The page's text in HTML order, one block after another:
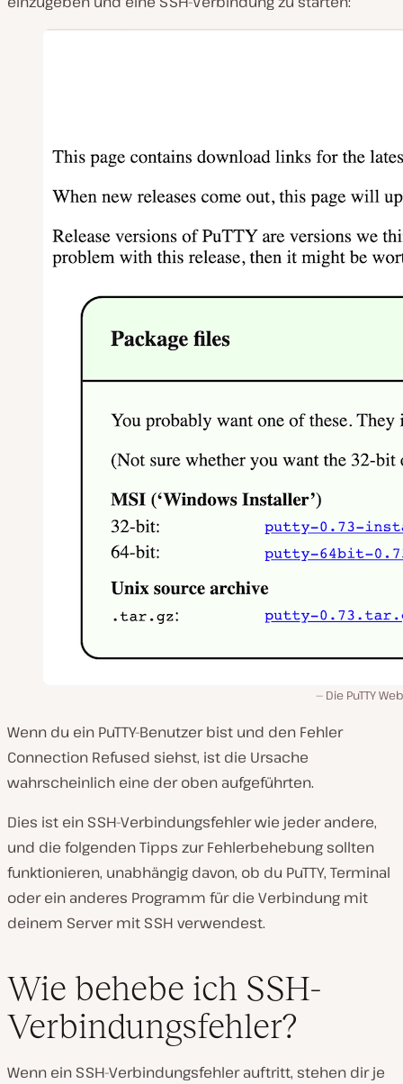
Die PuTTY
Wenn du ein PuTTY-Benutzer bist und den Fehler
Connection Refused siehst, ist die Ursache
wahrscheinlich eine der oben aufgeführten.
Dies ist ein SSH-Verbindungsfehler wie jeder andere,
und die folgenden Tipps zur Fehlerbehebung sollten
funktionieren, unabhängig davon, ob du PuTTY, Terminal
oder ein anderes Programm für die Verbindung mit
deinem Server mit SSH verwendest.
Wie behebe ich SSH-
Verbindungsfehler?
Wenn ein SSH-Verbindungsfehler auftritt, stehen dir je